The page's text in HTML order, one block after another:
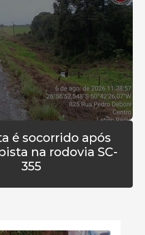
é socorrido após
na rodovia SC-
355